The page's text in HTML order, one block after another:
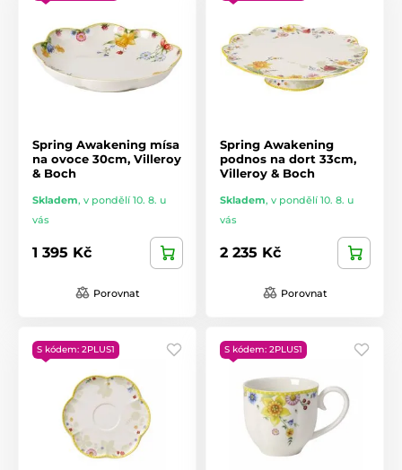
Spring Awakening mísa
na ovoce 30cm, Villeroy
& Boch
Skladem, v pondělí 10. 8. u
vás
1 395 Kč
Porovnat
Spring Awakening
podnos na dort 33cm,
Villeroy & Boch
Skladem, v pondělí 10. 8. u
vás
2 235 Kč
Porovnat
S kódem: 2PLUS1 S kódem: 2PLUS1